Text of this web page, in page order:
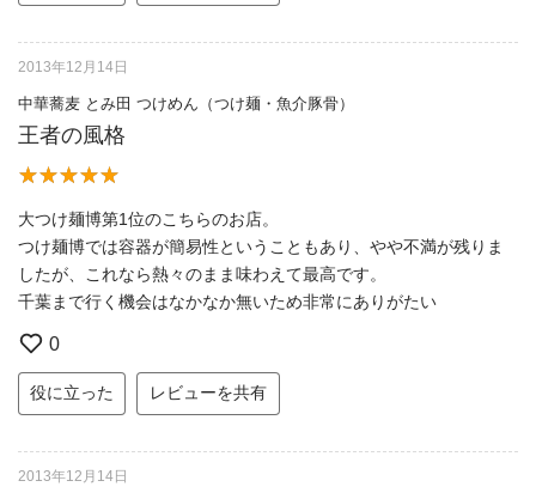
2013年12月14日
中華蕎麦 とみ田 つけめん（つけ麺・魚介豚骨）
王者の風格
大つけ麺博第1位のこちらのお店。
つけ麺博では容器が簡易性ということもあり、やや不満が残りま
したが、これなら熱々のまま味わえて最高です。
千葉まで行く機会はなかなか無いため非常にありがたい
0
役に立った レビューを共有
2013年12月14日